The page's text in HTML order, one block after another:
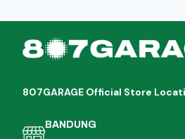
807GARAGE Official Store
BANDUNG